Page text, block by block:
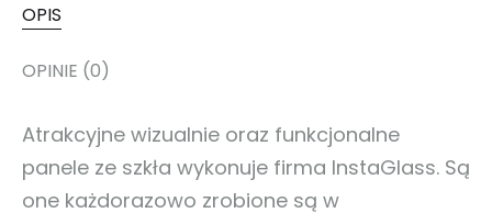
OPIS
OPINIE (0)
Atrakcyjne wizualnie oraz funkcjonalne
panele ze szkła wykonuje firma InstaGlass. Są
one każdorazowo zrobione są w